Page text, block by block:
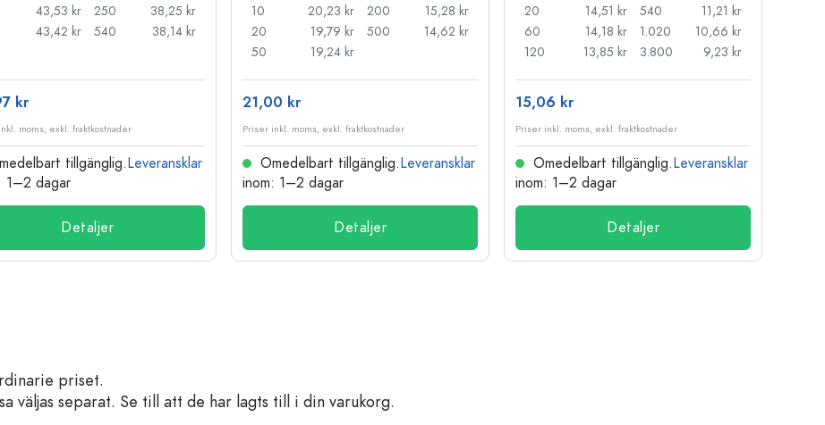
43,53 kr
43,42 kr
250
38,25 kr
540
38,14 kr
kr
moms, exkl. fraktkostnader
tillgänglig.Leveransklar
1–2 dagar
Detaljer
10
20,23 kr
20
19,79 kr
50
19,24 kr
200
15,28 kr
500
14,62 kr
21,00 kr
Priser inkl. moms, exkl. fraktkostnader
Omedelbart tillgänglig.Leveransklar
inom: 1–2 dagar
Detaljer
20
14,51 kr
60
14,18 kr
120
13,85 kr
540
11,21 kr
1.020
10,66 kr
3.800
9,23 kr
15,06 kr
Priser inkl. moms, exkl. fraktkostnader
Omedelbart tillgänglig.Leveransklar
inom: 1–2 dagar
Detaljer
priset.
väljas separat. Se till att de har lagts till i din varukorg.